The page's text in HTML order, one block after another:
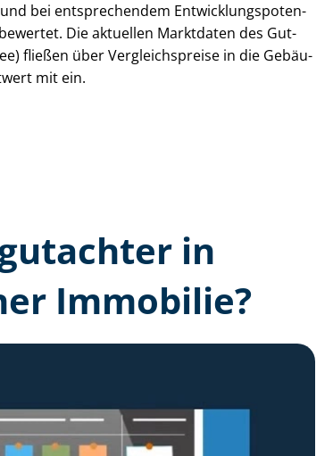
bei entsprechendem Ent­wick­lungs­po­ten­
bewertet. Die aktuellen Marktdaten des Gut­
fließen über Ver­gleichs­prei­se in die Ge­bäu­
mit ein.
in
Immobilie?